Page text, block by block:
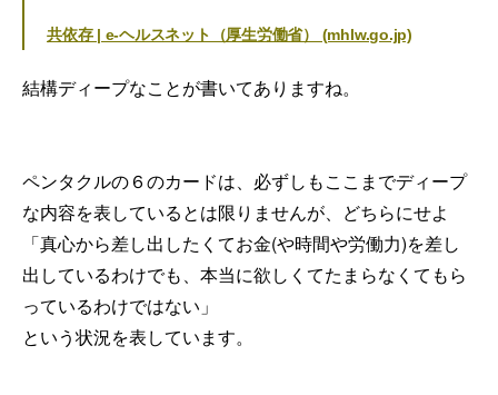
共依存 | e-ヘルスネット（厚生労働省） (mhlw.go.jp)
結構ディープなことが書いてありますね。
ペンタクルの６のカードは、必ずしもここまでディープ
な内容を表しているとは限りませんが、どちらにせよ
「真心から差し出したくてお金(や時間や労働力)を差し
出しているわけでも、本当に欲しくてたまらなくてもら
っているわけではない」
という状況を表しています。